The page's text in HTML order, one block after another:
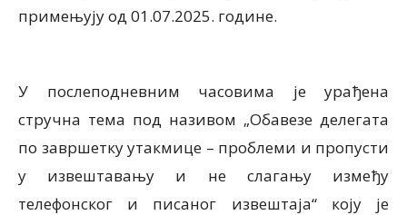
примењују од 01.07.2025. године.
У послеподневним часовима је урађена
стручна тема под називом „Обавезе делегата
по завршетку утакмице – проблеми и пропусти
у извештавању и не слагању између
телефонског и писаног извештаја“ коју је